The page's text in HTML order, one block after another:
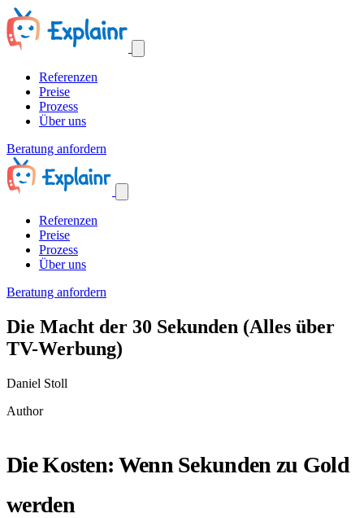
Referenzen
Preise
Prozess
Über uns
Beratung anfordern
Referenzen
Preise
Prozess
Über uns
Beratung anfordern
Die Macht der 30 Sekunden (Alles über
TV-Werbung)
Daniel Stoll
Author
Die Kosten: Wenn Sekunden zu Gold
werden